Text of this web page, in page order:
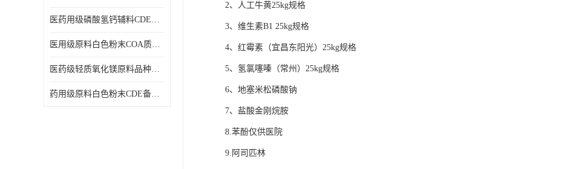
医药用级磷酸氢钙辅料CDE备案CAS7757-93-9
医用级原料白色粉末COA质检同行CAS113-92-8
医药级轻质氧化镁原料品种多 有 质量好GMP认证 CDE备案
药用级原料白色粉末CDE备案cas56-75-7
2、人工牛黄25kg规格
3、维生素B1 25kg规格
4、红霉素（宜昌东阳光）25kg规格
5、氢氯噻嗪（常州）25kg规格
6、地塞米松磷酸钠
7、盐酸金刚烷胺
8.苯酚仅供医院
9.阿司匹林